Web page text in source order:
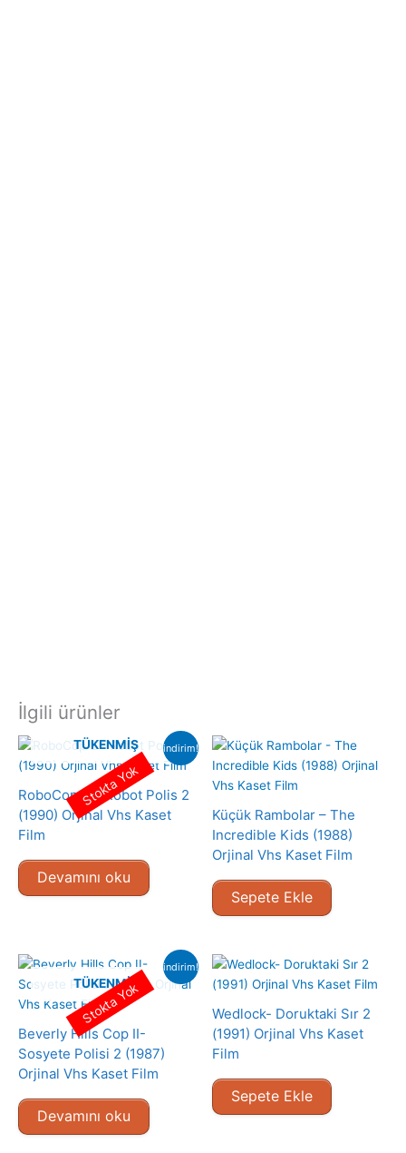
İlgili ürünler
indirim!
TÜKENMIŞ
RoboCop 2 – Robot Polis 2
(1990) Orjinal Vhs Kaset
Film
Devamını oku
Stokta Yok
Küçük Rambolar – The
Incredible Kids (1988)
Orjinal Vhs Kaset Film
Sepete Ekle
indirim!
TÜKENMIŞ
Beverly Hills Cop II-
Sosyete Polisi 2 (1987)
Orjinal Vhs Kaset Film
Devamını oku
Stokta Yok
Wedlock- Doruktaki Sır 2
(1991) Orjinal Vhs Kaset
Film
Sepete Ekle